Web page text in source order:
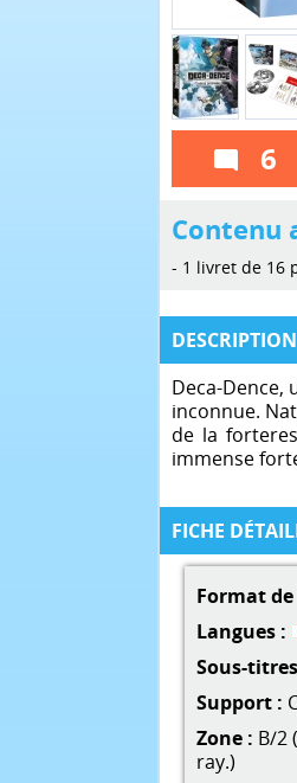
6
Contenu
- 1 livret de 16
DESCRIPTION
Deca-
inconnue.
de la
immense
FICHE
Format
Langues :
Sous-
Support :
Zone : B/2
ray.)